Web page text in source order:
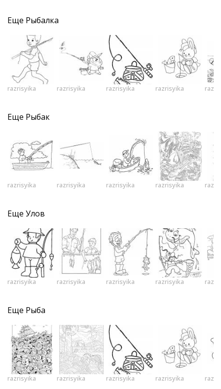
Еще Рыбалка
razrisyika razrisyika razrisyika razrisyika
Еще Рыбак
razrisyika razrisyika razrisyika razrisyika
Еще Улов
razrisyika razrisyika razrisyika razrisyika
Еще Рыба
razrisyika razrisyika razrisyika razrisyika